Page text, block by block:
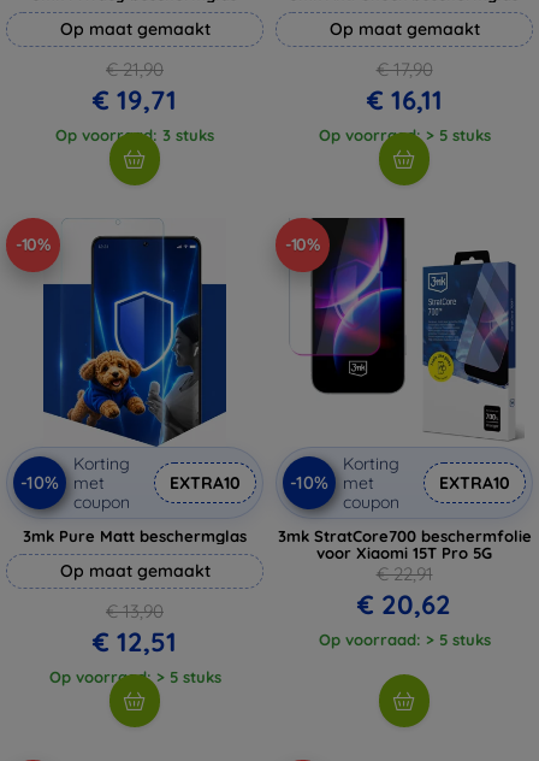
Op maat gemaakt
€ 21,90
€ 19,71
Op voorraad: 3 stuks
Op maat gemaakt
€ 17,90
€ 16,11
Op voorraad: > 5 stuks
-10%
-10%
Korting
met
coupon
EXTRA10
3mk Pure Matt beschermglas
Op maat gemaakt
€ 13,90
€ 12,51
Op voorraad: > 5 stuks
-10%
-10%
Korting
met
coupon
EXTRA10
3mk StratCore700 beschermfolie
voor Xiaomi 15T Pro 5G
€ 22,91
€ 20,62
Op voorraad: > 5 stuks